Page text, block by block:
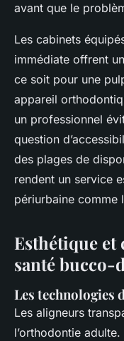
avant que le
Les cabinets
immédiate offrent
ce soit pour une
appareil
un professionnel
question
des plages de
rendent un service
périurbaine comme
Esthétique et
santé bucco-
Les technologies
Les aligneurs
l’orthodontie